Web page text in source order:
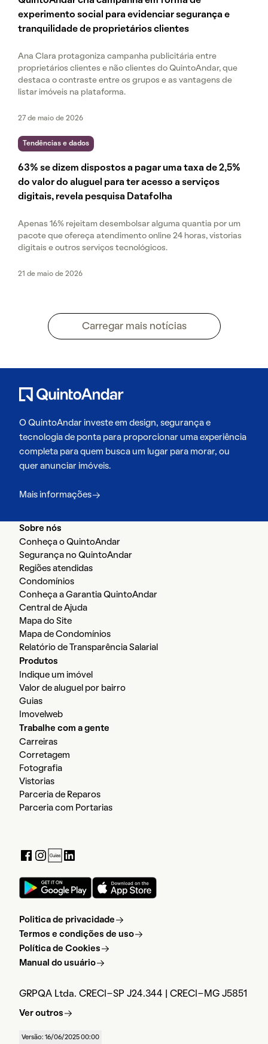
experimento social para evidenciar segurança e
tranquilidade de proprietários clientes
Ana Clara protagoniza campanha publicitária entre
proprietários clientes e não clientes do QuintoAndar, que
destaca o contraste entre os grupos e as vantagens de
listar imóveis na plataforma.
27 de maio de 2026
Tendências e dados
63% se dizem dispostos a pagar uma taxa de 2,5%
do valor do aluguel para ter acesso a serviços
digitais, revela pesquisa Datafolha
Apenas 16% rejeitam desembolsar alguma quantia por um
pacote que ofereça atendimento online 24 horas, vistorias
digitais e outros serviços tecnológicos.
21 de maio de 2026
Carregar mais notícias
Sobre nós
Conheça o QuintoAndar
Segurança no QuintoAndar
Regiões atendidas
Condomínios
Conheça a Garantia QuintoAndar
Central de Ajuda
Mapa do Site
Mapa de Condomínios
Relatório de Transparência Salarial
Produtos
Indique um imóvel
Valor de aluguel por bairro
Guias
Imovelweb
Trabalhe com a gente
Carreiras
Corretagem
Fotografia
Vistorias
Parceria de Reparos
Parceria com Portarias
O QuintoAndar investe em design, segurança e
tecnologia de ponta para proporcionar uma experiência
completa para quem busca um lugar para morar, ou
quer anunciar imóveis.
Mais informações
Politica de privacidade
Termos e condições de uso
Política de Cookies
Manual do usuário
GRPQA Ltda. CRECI-SP J24.344 | CRECI-MG J5851
Ver outros
Versão: 16/06/2025 00:00